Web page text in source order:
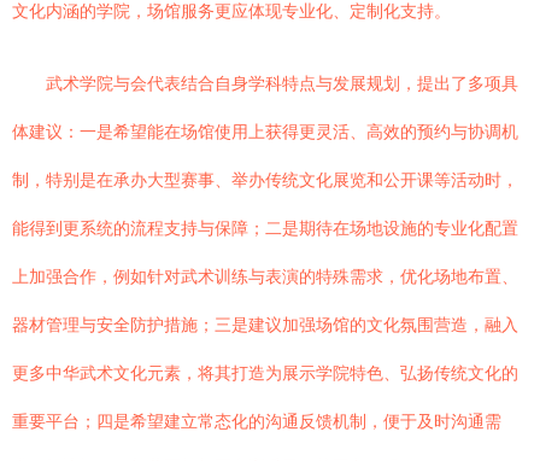
文化内涵的学院，场馆服务更应体现专业化、定制化支持。
武术学院与会代表结合自身学科特点与发展规划，提出了多项具
体建议：一是希望能在场馆使用上获得更灵活、高效的预约与协调机
制，特别是在承办大型赛事、举办传统文化展览和公开课等活动时，
能得到更系统的流程支持与保障；二是期待在场地设施的专业化配置
上加强合作，例如针对武术训练与表演的特殊需求，优化场地布置、
器材管理与安全防护措施；三是建议加强场馆的文化氛围营造，融入
更多中华武术文化元素，将其打造为展示学院特色、弘扬传统文化的
重要平台；四是希望建立常态化的沟通反馈机制，便于及时沟通需